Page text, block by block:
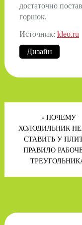
достаточно
горшок.
Источник: kleo.ru
Дизайн
по
записям
ПОЧЕМУ
ХОЛОДИЛЬНИК
СТАВИТЬ У
ПРАВИЛО